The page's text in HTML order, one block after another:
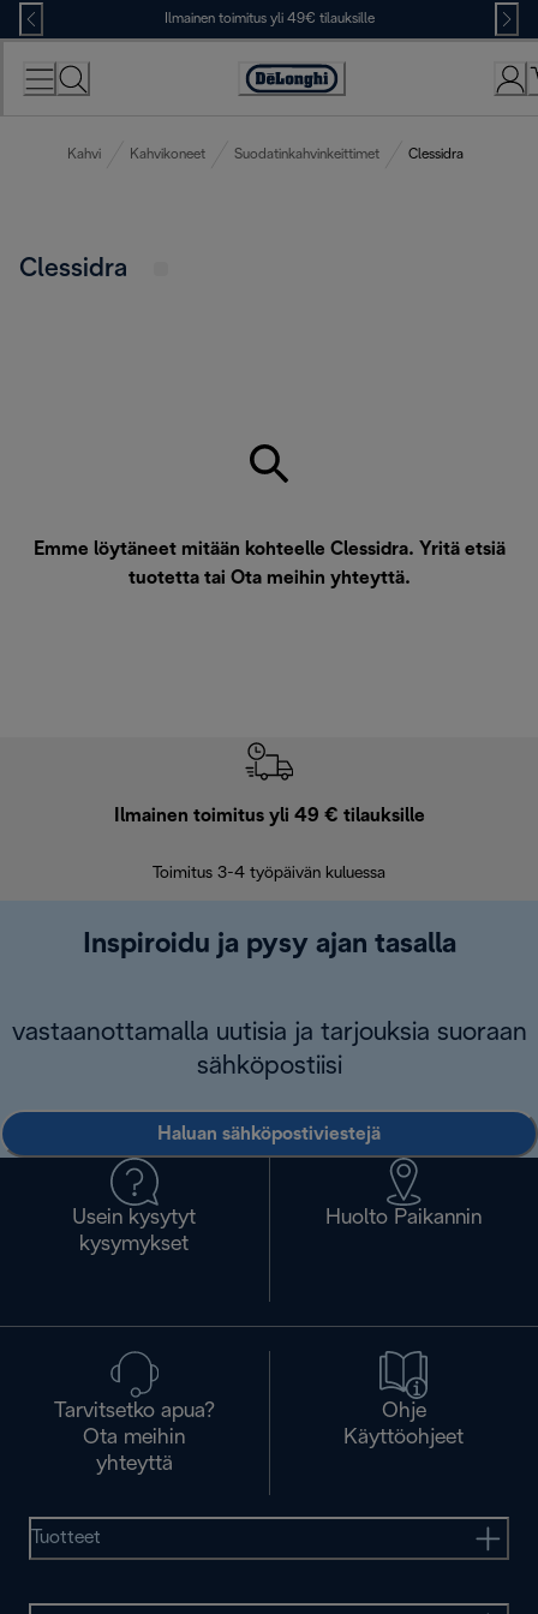
Skip
to
Content
Ilmainen toimitus yli 49€ tilauksille
Accessibility
Kahvi Kahvikoneet Suodatinkahvinkeittimet Clessidra
Clessidra
Emme löytäneet mitään kohteelle Clessidra. Yritä etsiä
tuotetta tai Ota meihin yhteyttä.
Ilmainen toimitus yli 49 € tilauksille
Toimitus 3-4 työpäivän kuluessa
Inspiroidu ja pysy ajan tasalla
vastaanottamalla uutisia ja tarjouksia suoraan
sähköpostiisi
Haluan sähköpostiviestejä
Usein kysytyt
kysymykset
Huolto Paikannin
Tarvitsetko apua?
Ota meihin
yhteyttä
Ohje
Käyttöohjeet
Tuotteet